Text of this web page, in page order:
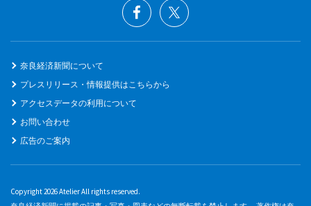
奈良経済新聞について
プレスリリース・情報提供はこちらから
アクセスデータの利用について
お問い合わせ
広告のご案内
Copyright 2026 Atelier All rights reserved.